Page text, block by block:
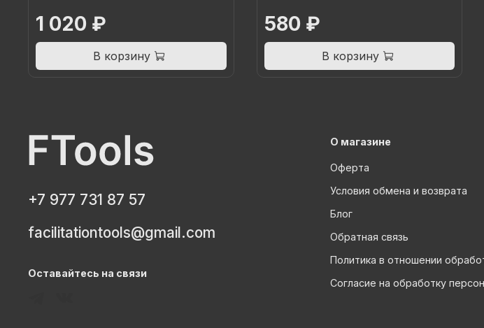
1 020 ₽
В корзину
580 ₽
В корзину
О магазине
Оферта
Условия обмена и возврата
Блог
Обратная связь
Политика в отношении
Согласие на обработку
+7 977 731 87 57
facilitationtools@gmail.com
Оставайтесь на связи